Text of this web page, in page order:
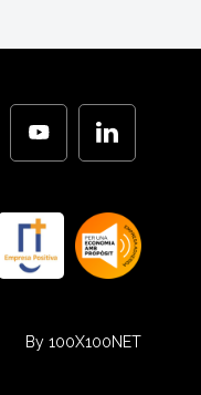
By 100X100NET